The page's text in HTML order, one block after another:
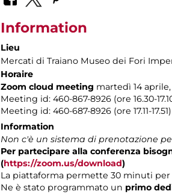
Information
Lieu
Mercati di Traiano Museo dei Fori
Horaire
Zoom cloud meeting martedì 14 aprile,
Meeting id: 460-867-8926 (ore 16.30-
Meeting id: 460-687-8926 (ore 17.11-
Information
Non c'è un sistema di prenotazione
Per partecipare alla conferenza
(https://zoom.us/download)
La piattaforma permette 30 minuti
Ne è stato programmato un primo